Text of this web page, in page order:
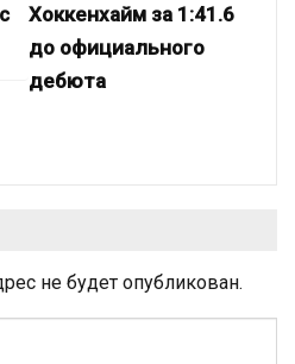
Хоккенхайм за 1:41.6
до официального
дебюта
не будет опубликован.